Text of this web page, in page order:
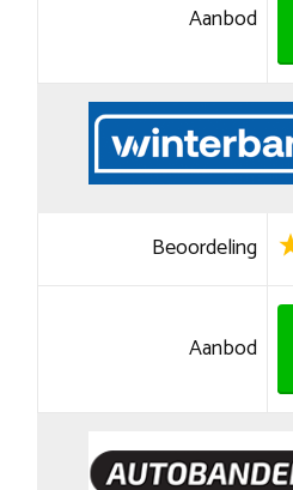
Aanbod
Beoordeling
Aanbod